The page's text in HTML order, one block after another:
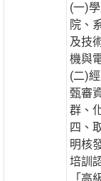
(一)
院、
及技
機與
(二)
甄審
群、
四、
明核
培訓